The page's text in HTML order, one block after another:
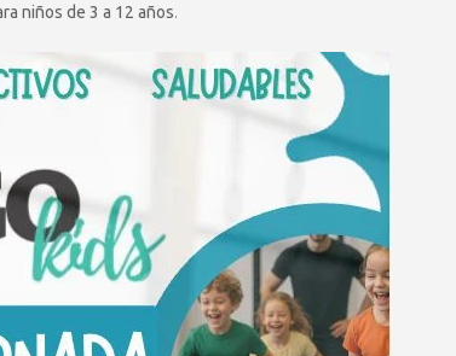
niños de 3 a 12 años.